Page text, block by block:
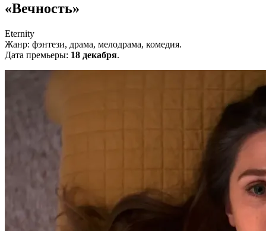
«Вечность»
Eternity
Жанр: фэнтези, драма, мелодрама, комедия.
Дата премьеры: 18 декабря.